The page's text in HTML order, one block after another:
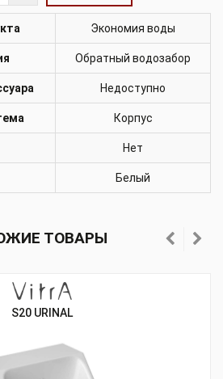
Экономия воды
Обратный водозабор
Недоступно
Корпус
Нет
Белый
ТОВАРЫ
S20 URINAL